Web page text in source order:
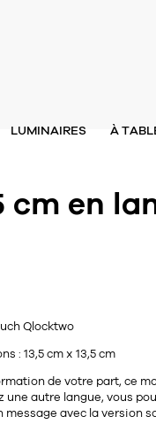
LUMINAIRES À
cm en
Qlocktwo
: 13,5 cm x 13,5 cm
de votre part, ce
une autre langue, vous
message avec la version